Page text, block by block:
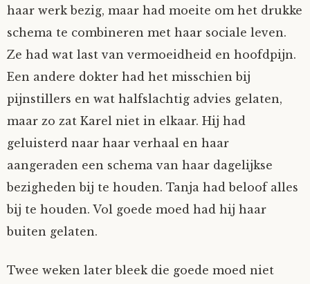
haar werk bezig, maar had moeite om het drukke
schema te combineren met haar sociale leven.
Ze had wat last van vermoeidheid en hoofdpijn.
Een andere dokter had het misschien bij
pijnstillers en wat halfslachtig advies gelaten,
maar zo zat Karel niet in elkaar. Hij had
geluisterd naar haar verhaal en haar
aangeraden een schema van haar dagelijkse
bezigheden bij te houden. Tanja had beloof alles
bij te houden. Vol goede moed had hij haar
buiten gelaten.
Twee weken later bleek die goede moed niet